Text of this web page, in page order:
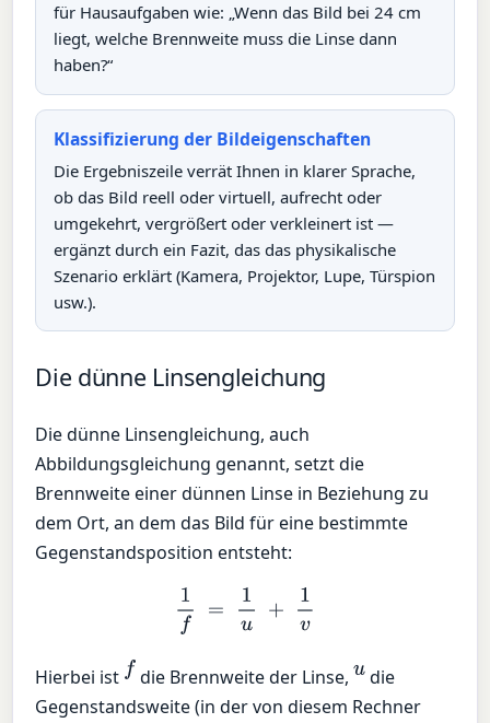
für Hausaufgaben wie: „Wenn das Bild bei 24 cm
liegt, welche Brennweite muss die Linse dann
haben?“
Klassifizierung der Bildeigenschaften
Die Ergebniszeile verrät Ihnen in klarer Sprache,
ob das Bild reell oder virtuell, aufrecht oder
umgekehrt, vergrößert oder verkleinert ist —
ergänzt durch ein Fazit, das das physikalische
Szenario erklärt (Kamera, Projektor, Lupe, Türspion
usw.).
Die dünne Linsengleichung
Die dünne Linsengleichung, auch
Abbildungsgleichung genannt, setzt die
Brennweite einer dünnen Linse in Beziehung zu
dem Ort, an dem das Bild für eine bestimmte
Gegenstandsposition entsteht:
1f 1u v
Hierbei ist f die Brennweite der Linse, udie
Gegenstandsweite (in der von diesem Rechner